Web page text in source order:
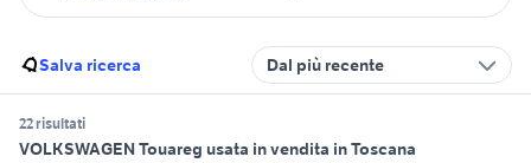
Salva ricerca Dal più recente
22 risultati
VOLKSWAGEN Touareg usata in vendita in Toscana